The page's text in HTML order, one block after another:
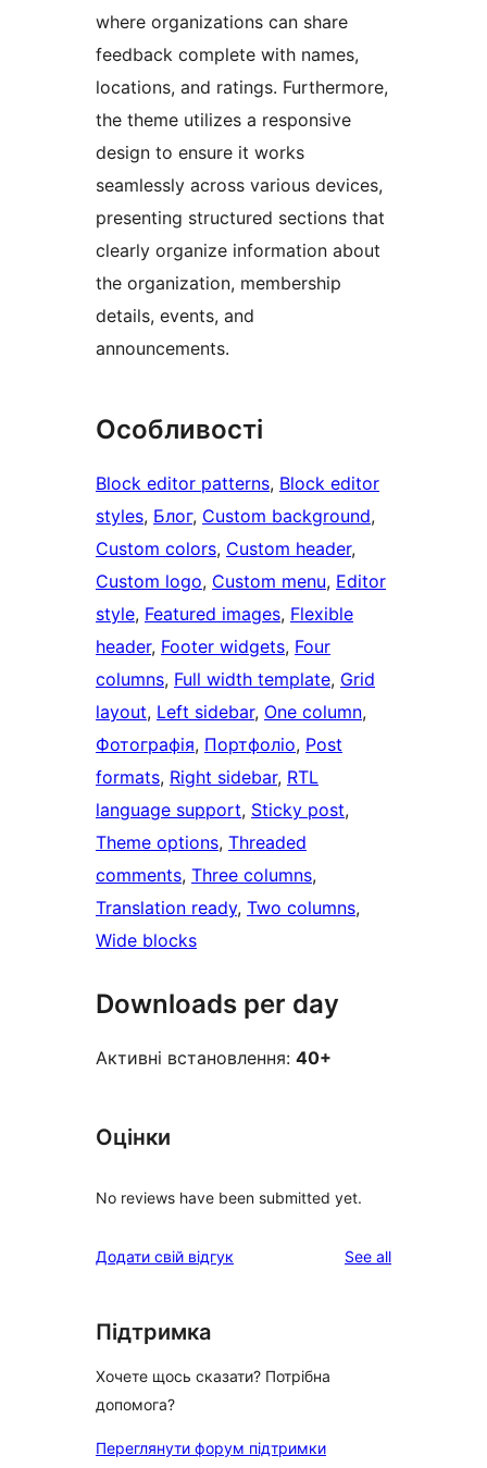
where organizations can share
feedback complete with names,
locations, and ratings. Furthermore,
the theme utilizes a responsive
design to ensure it works
seamlessly across various devices,
presenting structured sections that
clearly organize information about
the organization, membership
details, events, and
announcements.
Особливості
Block editor patterns, Block editor
styles, Блог, Custom background
Custom colors, Custom header
Custom logo, Custom menu, Editor
style, Featured images, Flexible
header, Footer widgets, Four
columns, Full width template, Grid
layout, Left sidebar, One column
Фотографія, Портфоліо, Post
formats, Right sidebar, RTL
language support, Sticky post
Theme options, Threaded
comments, Three columns
Translation ready, Two columns
Wide blocks
Downloads per day
Активні встановлення: 40+
Оцінки
No reviews have been submitted yet.
Додати свій відгук See allreviews
Підтримка
Хочете щось сказати? Потрібна
допомога?
Переглянути форум підтримки